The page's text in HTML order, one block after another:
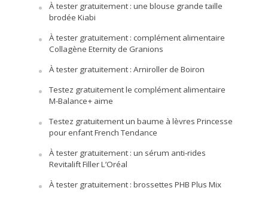
À tester gratuitement : une blouse grande taille
brodée Kiabi
À tester gratuitement : complément alimentaire
Collagène Eternity de Granions
À tester gratuitement : Arniroller de Boiron
Testez gratuitement le complément alimentaire
M-Balance+ aime
Testez gratuitement un baume à lèvres Princesse
pour enfant French Tendance
À tester gratuitement : un sérum anti-rides
Revitalift Filler L’Oréal
À tester gratuitement : brossettes PHB Plus Mix